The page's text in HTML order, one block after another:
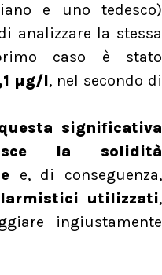
e uno tedesco)
analizzare la stessa
caso è stato
µg/l, nel secondo di
significativa
la solidità
e, di conseguenza,
utilizzati,
ingiustamente